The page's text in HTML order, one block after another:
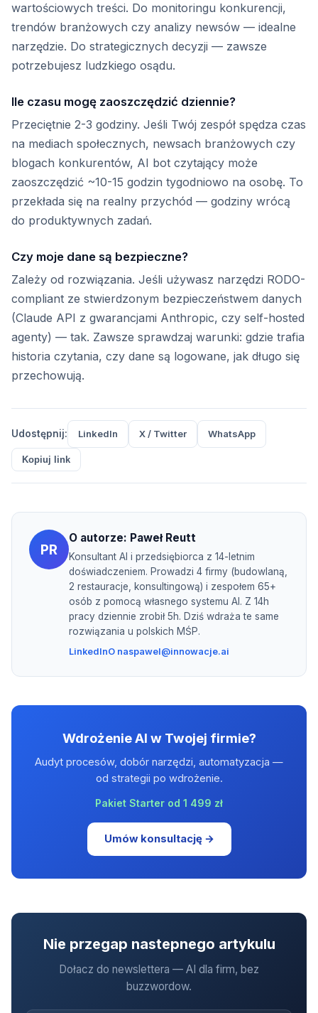
wartościowych treści. Do monitoringu konkurencji,
trendów branżowych czy analizy newsów — idealne
narzędzie. Do strategicznych decyzji — zawsze
potrzebujesz ludzkiego osądu.
Ile czasu mogę zaoszczędzić dziennie?
Przeciętnie 2-3 godziny. Jeśli Twój zespół spędza czas
na mediach społecznych, newsach branżowych czy
blogach konkurentów, AI bot czytający może
zaoszczędzić ~10-15 godzin tygodniowo na osobę. To
przekłada się na realny przychód — godziny wrócą
do produktywnych zadań.
Czy moje dane są bezpieczne?
Zależy od rozwiązania. Jeśli używasz narzędzi RODO-
compliant ze stwierdzonym bezpieczeństwem danych
(Claude API z gwarancjami Anthropic, czy self-hosted
agenty) — tak. Zawsze sprawdzaj warunki: gdzie trafia
historia czytania, czy dane są logowane, jak długo się
przechowują.
Udostępnij: LinkedIn X / Twitter WhatsApp
Kopiuj link
PR
O autorze: Paweł Reutt
Konsultant AI i przedsiębiorca z 14-letnim
doświadczeniem. Prowadzi 4 firmy (budowlaną,
2 restauracje, konsultingową) i zespołem 65+
osób z pomocą własnego systemu AI. Z 14h
pracy dziennie zrobił 5h. Dziś wdraża te same
rozwiązania u polskich MŚP.
LinkedInO naspawel@innowacje.ai
Wdrożenie AI w Twojej firmie?
Audyt procesów, dobór narzędzi, automatyzacja —
od strategii po wdrożenie.
Pakiet Starter od 1 499 zł
Umów konsultację →
Nie przegap nastepnego artykulu
Dołacz do newslettera — AI dla firm, bez
buzzwordow.